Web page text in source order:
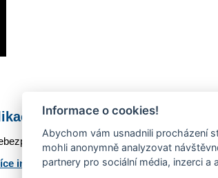
Mobilní rozhlas
odstávky, poruchy a výpadky
informací o aplikaci
Informace o cookies!
Abychom vám usnadnili procházení
mohli anonymně analyzovat
partnery pro sociální média, inzerci a